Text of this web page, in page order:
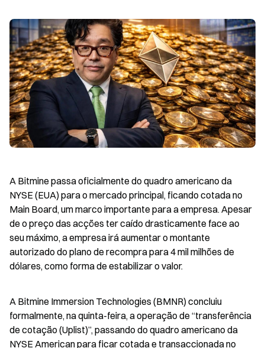
A Bitmine passa oficialmente do quadro americano da
NYSE (EUA) para o mercado principal, ficando cotada no
Main Board, um marco importante para a empresa. Apesar
de o preço das acções ter caído drasticamente face ao
seu máximo, a empresa irá aumentar o montante
autorizado do plano de recompra para 4 mil milhões de
dólares, como forma de estabilizar o valor.
A Bitmine Immersion Technologies (BMNR) concluiu
formalmente, na quinta-feira, a operação de “transferência
de cotação (Uplist)”, passando do quadro americano da
NYSE American para ficar cotada e transaccionada no